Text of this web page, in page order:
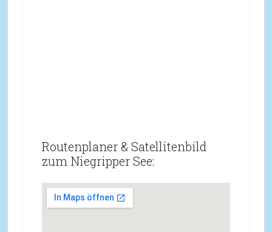
Routenplaner & Satellitenbild
zum Niegripper See: